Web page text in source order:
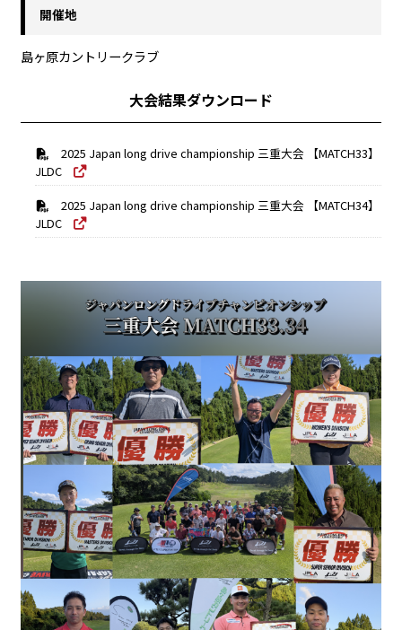
開催地
島ヶ原カントリークラブ
大会結果ダウンロード
2025 Japan long drive championship 三重大会 【MATCH33】
JLDC
2025 Japan long drive championship 三重大会 【MATCH34】
JLDC